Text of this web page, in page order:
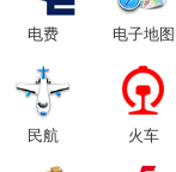
电费 电子地图
民航 火车